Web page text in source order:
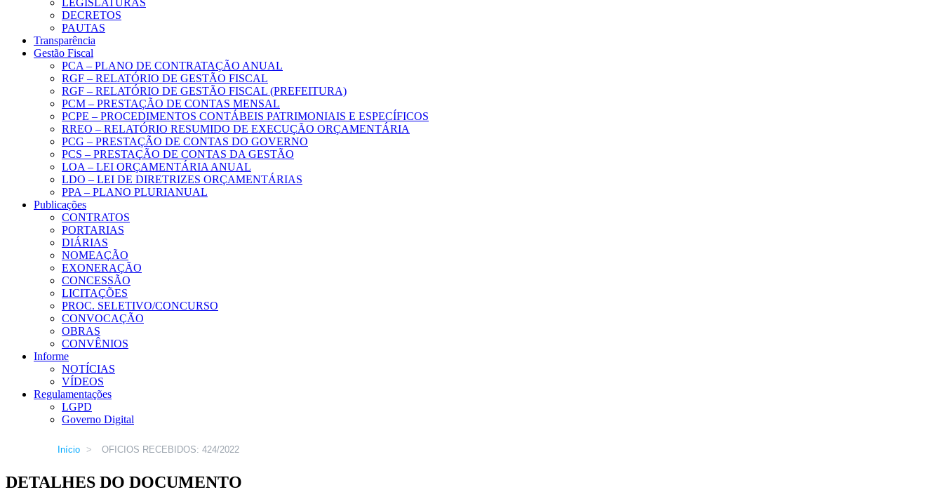
LEGISLATURAS
DECRETOS
PAUTAS
Transparência
Gestão Fiscal
PCA – PLANO DE CONTRATAÇÃO ANUAL
RGF – RELATÓRIO DE GESTÃO FISCAL
RGF – RELATÓRIO DE GESTÃO FISCAL (PREFEITURA)
PCM – PRESTAÇÃO DE CONTAS MENSAL
PCPE – PROCEDIMENTOS CONTÁBEIS PATRIMONIAIS E ESPECÍFICOS
RREO – RELATÓRIO RESUMIDO DE EXECUÇÃO ORÇAMENTÁRIA
PCG – PRESTAÇÃO DE CONTAS DO GOVERNO
PCS – PRESTAÇÃO DE CONTAS DA GESTÃO
LOA – LEI ORÇAMENTÁRIA ANUAL
LDO – LEI DE DIRETRIZES ORÇAMENTÁRIAS
PPA – PLANO PLURIANUAL
Publicações
CONTRATOS
PORTARIAS
DIÁRIAS
NOMEAÇÃO
EXONERAÇÃO
CONCESSÃO
LICITAÇÕES
PROC. SELETIVO/CONCURSO
CONVOCAÇÃO
OBRAS
CONVÊNIOS
Informe
NOTÍCIAS
VÍDEOS
Regulamentações
LGPD
Governo Digital
Início > OFICIOS RECEBIDOS: 424/2022
DETALHES DO DOCUMENTO